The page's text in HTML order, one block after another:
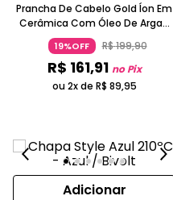
Prancha De Cabelo Gold Íon Em
Cerâmica Com Óleo De Argan
Preta E Dourada GA.MA ITALY
19%OFF R$199,90
R$ 161,91 no Pix
ou 2x de R$ 89,95
Adicionar